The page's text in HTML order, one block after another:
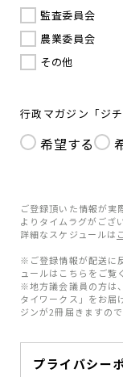
監査委員会
農業委員会
その他
行政マガジン「ジ
希望する
ご登録頂いた情報が実
よりタイムラグがござ
詳細なスケジュールは
※ご登録情報が配送に
ュールはこちらをご覧
※地方議会議員の方は
タイワークス」をお届
ジンが2冊届きますの
プライバシー